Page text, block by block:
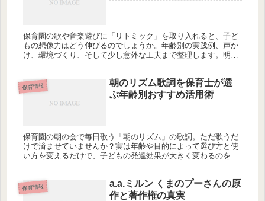
保育園の歌や音楽遊びに「リトミック」を取り入れると、子ど
もの想像力はどう伸びるのでしょうか。年齢別の実践例、声か
け、環境づくり、そして少し意外な工夫まで整理します。明日
保育情報
朝のリズム歌詞を保育士が選
ぶ年齢別おすすめ活用術
保育園の朝の会で毎日歌う「朝のリズム」の歌詞。ただ歌うだ
けで済ませていませんか？実は年齢や目的によって選び方と使
い方を変えるだけで、子どもの発達効果が大きく変わるのをご
保育情報
a.a.ミルン くまのプーさんの原
作と著作権の真実